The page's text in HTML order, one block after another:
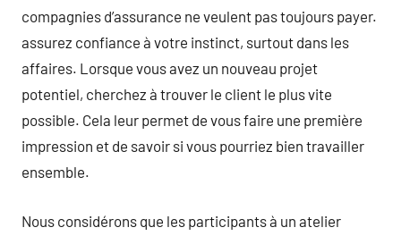
compagnies d’assurance ne veulent pas toujours payer.
assurez confiance à votre instinct, surtout dans les
affaires. Lorsque vous avez un nouveau projet
potentiel, cherchez à trouver le client le plus vite
possible. Cela leur permet de vous faire une première
impression et de savoir si vous pourriez bien travailler
ensemble.
Nous considérons que les participants à un atelier